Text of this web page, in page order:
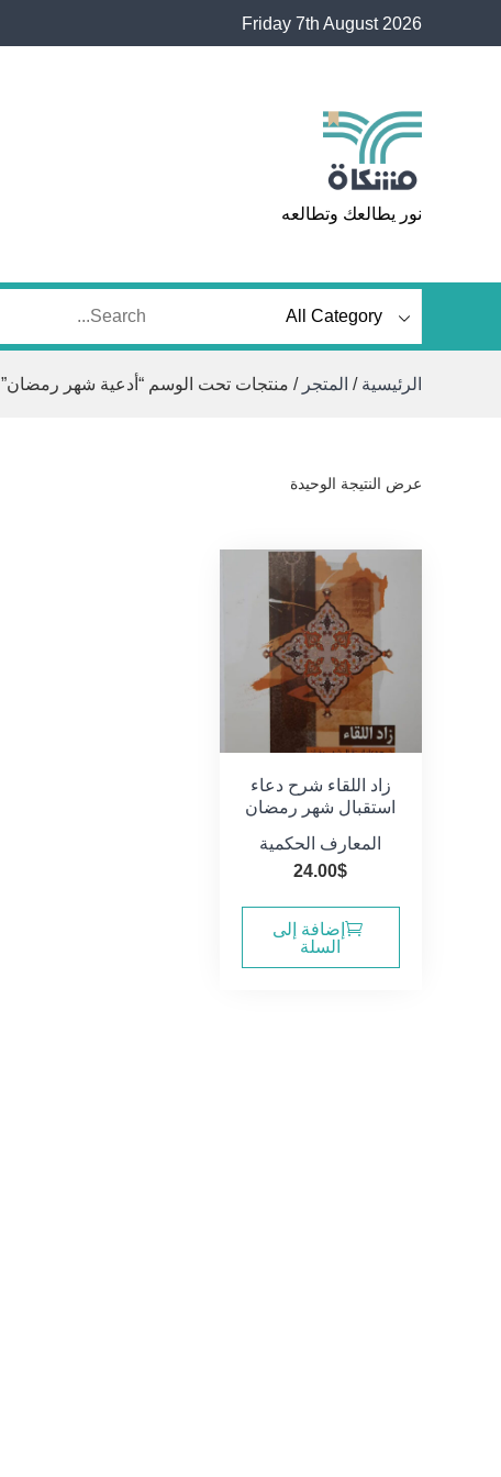
Friday 7th August 2026
مشكاة
نور يطالعك وتطالعه
الرئيسية / المتجر / منتجات تحت الوسم “أدعية شهر رمضان”
عرض النتيجة الوحيدة
زاد اللقاء شرح دعاء
استقبال شهر رمضان
المعارف الحكمية
24.00$
إضافة إلى
السلة